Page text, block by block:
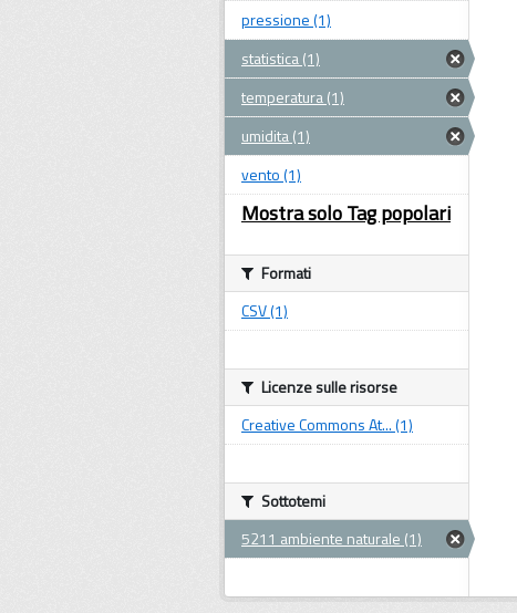
pressione (1)
statistica (1)
temperatura (1)
umidita (1)
vento (1)
Mostra solo Tag popolari
Formati
CSV (1)
Licenze sulle risorse
Creative Commons At... (1)
Sottotemi
5211 ambiente naturale (1)